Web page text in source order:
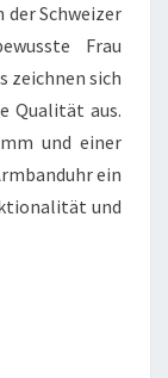
der Schweizer
Frau
zeichnen sich
Qualität aus.
und einer
ein
und